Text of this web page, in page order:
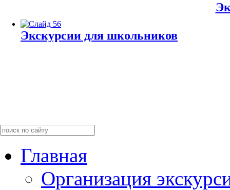
Экскурсии для школьников
Главная
Организация